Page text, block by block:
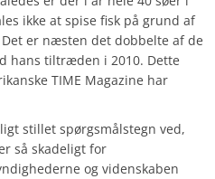
ikke at spise fisk på grund af
er næsten det dobbelte af de
hans tiltræden i 2010. Dette
TIME Magazine har
stillet spørgsmålstegn ved,
så skadeligt for
og videnskaben